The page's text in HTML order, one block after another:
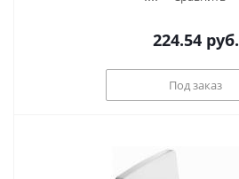
224.54 руб.
Под заказ